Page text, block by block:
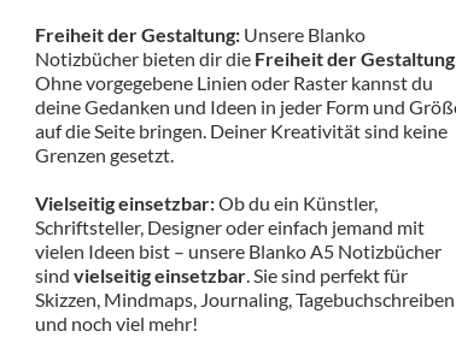
Freiheit der Gestaltung:Unsere Blanko
Notizbücher bieten dir die Freiheit der Gestaltung
Ohne vorgegebene Linien oder Raster kannst du
deine Gedanken und Ideen in jeder Form und
auf die Seite bringen. Deiner Kreativität sind keine
Grenzen gesetzt.
Vielseitig einsetzbar:Ob du ein Künstler,
Schriftsteller, Designer oder einfach jemand mit
vielen Ideen bist – unsere Blanko A5 Notizbücher
sind vielseitig einsetzbar. Sie sind perfekt für
Skizzen, Mindmaps, Journaling, Tagebuchschreiben
und noch viel mehr!